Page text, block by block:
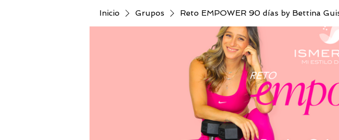
Inicio Grupos Reto EMPOWER 90 días by Bettina